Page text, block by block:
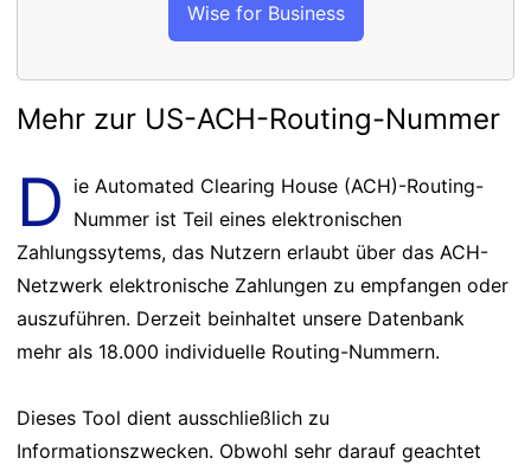
Wise for Business
Mehr zur US-ACH-Routing-Nummer
D ie Automated Clearing House (ACH)-Routing-
Nummer ist Teil eines elektronischen
Zahlungssytems, das Nutzern erlaubt über das ACH-
Netzwerk elektronische Zahlungen zu empfangen oder
auszuführen. Derzeit beinhaltet unsere Datenbank
mehr als 18.000 individuelle Routing-Nummern.
Dieses Tool dient ausschließlich zu
Informationszwecken. Obwohl sehr darauf geachtet